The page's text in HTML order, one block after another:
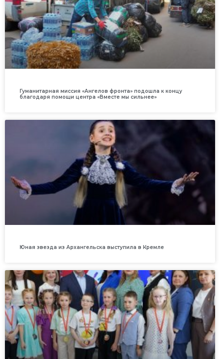
Гуманитарная миссия «Ангелов фронта» подошла к концу
благодаря помощи центра «Вместе мы сильнее»
Юная звезда из Архангельска выступила в Кремле